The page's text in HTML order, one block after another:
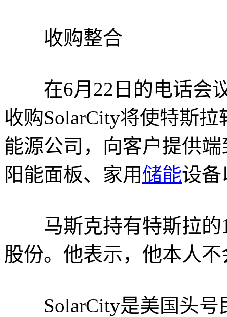
收购整合
在6月22日的电话会议
收购SolarCity将使特斯
能源公司，向客户提供
阳能面板、家用储能设备
马斯克持有特斯拉的
股份。他表示，他本人
SolarCity是美国头号